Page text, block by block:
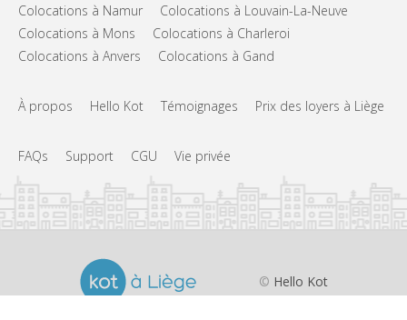
Colocations à Namur
Colocations à Louvain-La-Neuve
Colocations à Mons
Colocations à Charleroi
Colocations à Anvers
Colocations à Gand
À propos Hello Kot Témoignages Prix des loyers à Liège
FAQs Support CGU Vie privée
© Hello Kot